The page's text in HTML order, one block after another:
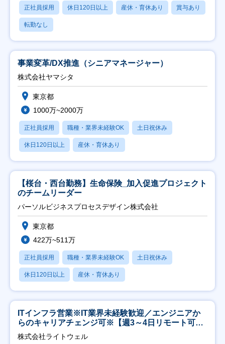
正社員採用 休日120日以上 産休・育休あり 賞与あり
転勤なし
事業変革/DX推進（シニアマネージャー）
株式会社ヤマシタ
東京都
1000万~2000万
正社員採用 職種・業界未経験OK 土日祝休み
休日120日以上 産休・育休あり
【桜台・西台勤務】生命保険_加入促進プロジェクト
のチームリーダー
パーソルビジネスプロセスデザイン株式会社
東京都
422万~511万
正社員採用 職種・業界未経験OK 土日祝休み
休日120日以上 産休・育休あり
ITインフラ営業※IT業界未経験歓迎／エンジニアか
らのキャリアチェンジ可※【週3～4日リモート可
能】
株式会社ライトウェル